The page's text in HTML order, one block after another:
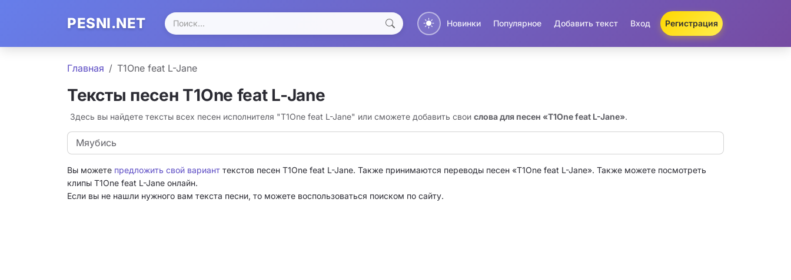
PESNI.NET Новинки Популярное Добавить текст Вход Регистрация
Главная T1One feat L-Jane
Тексты песен T1One feat L-Jane
Здесь вы найдете тексты всех песен исполнителя "T1One feat L-Jane" или сможете добавить свои слова для песен «T1One feat L-Jane».
Мяубись
Вы можете предложить свой вариант текстов песен T1One feat L-Jane. Также принимаются переводы песен «T1One feat L-Jane». Также можете посмотреть
клипы T1One feat L-Jane онлайн.
Если вы не нашли нужного вам текста песни, то можете воспользоваться поиском по сайту.